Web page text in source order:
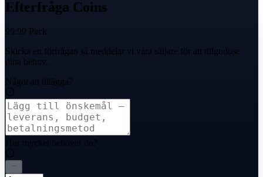
Efterfråga Coins
99.99 Pack
Skicka en förfrågan så meddelar vi våra säljare för att tillgodose
dina behov.
Något att tillägga?
Hur mycket behöver du?